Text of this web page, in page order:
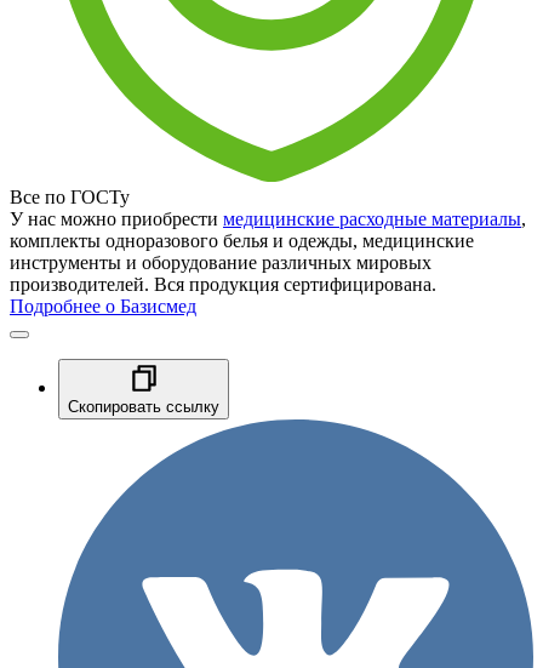
Все по ГОСТу
У нас можно приобрести медицинские расходные материалы,
комплекты одноразового белья и одежды, медицинские
инструменты и оборудование различных мировых
производителей. Вся продукция сертифицирована.
Подробнее о Базисмед
Скопировать ссылку